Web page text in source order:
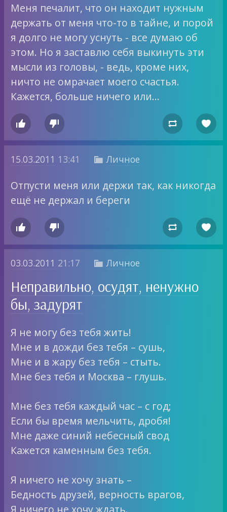
Меня печалит, что он находит нужным
держать от меня что-то в тайне, и порой
я долго не могу уснуть - все думаю об
этом. Но я заставлю себя выкинуть эти
мысли из головы, - ведь, кроме них,
ничто не омрачает моего счастья.
Кажется, больше ничего или…
   
15.03.2011 13:41  Личное
Отпусти меня или держи так, как никогда
ещё не держал и береги
   
03.03.2011 21:17  Личное
Неправильно, осудят, ненужно
бы, задурят
Я не могу без тебя жить!
Мне и в дожди без тебя – сушь,
Мне и в жару без тебя – стыть.
Мне без тебя и Москва – глушь.
Мне без тебя каждый час – с год;
Если бы время мельчить, дробя!
Мне даже синий небесный свод
Кажется каменным без тебя.
Я ничего не хочу знать –
Бедность друзей, верность врагов,
Я ничего не хочу ждать.